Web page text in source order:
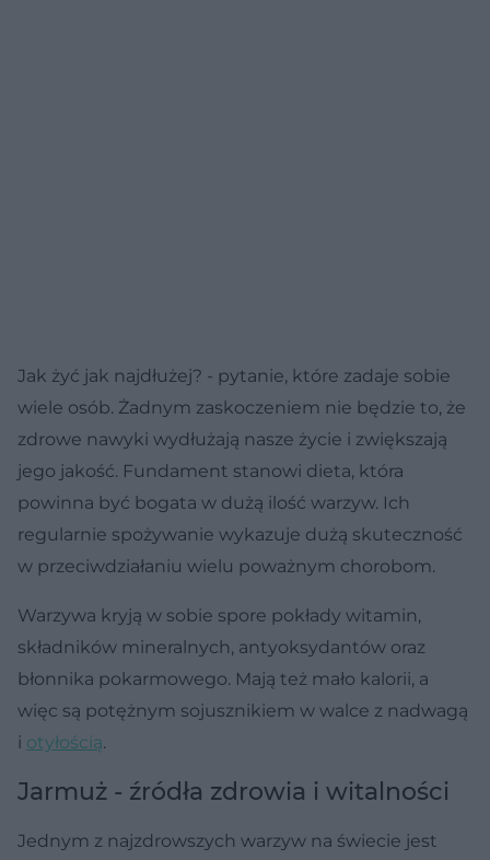
Jak żyć jak najdłużej? - pytanie, które zadaje sobie
wiele osób. Żadnym zaskoczeniem nie będzie to, że
zdrowe nawyki wydłużają nasze życie i zwiększają
jego jakość. Fundament stanowi dieta, która
powinna być bogata w dużą ilość warzyw. Ich
regularnie spożywanie wykazuje dużą skuteczność
w przeciwdziałaniu wielu poważnym chorobom.
Warzywa kryją w sobie spore pokłady witamin,
składników mineralnych, antyoksydantów oraz
błonnika pokarmowego. Mają też mało kalorii, a
więc są potężnym sojusznikiem w walce z nadwagą
i otyłością.
Jarmuż - źródła zdrowia i witalności
Jednym z najzdrowszych warzyw na świecie jest